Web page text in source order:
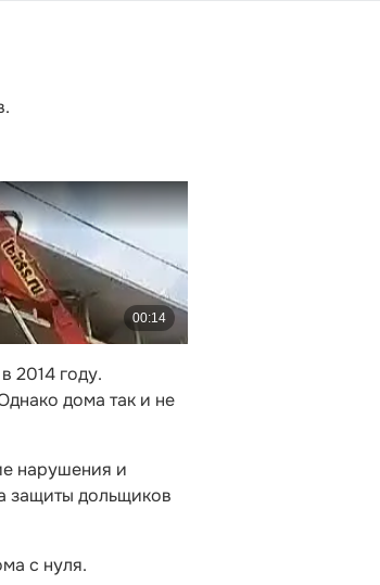
2014 году.
дома так и не
нарушения и
защиты дольщиков
с нуля.